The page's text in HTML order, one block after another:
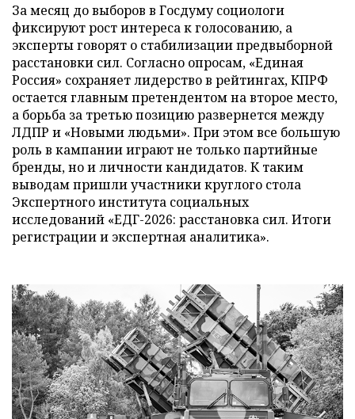
За месяц до выборов в Госдуму социологи
фиксируют рост интереса к голосованию, а
эксперты говорят о стабилизации предвыборной
расстановки сил. Согласно опросам, «Единая
Россия» сохраняет лидерство в рейтингах, КПРФ
остается главным претендентом на второе место,
а борьба за третью позицию развернется между
ЛДПР и «Новыми людьми». При этом все большую
роль в кампании играют не только партийные
бренды, но и личности кандидатов. К таким
выводам пришли участники круглого стола
Экспертного института социальных
исследований «ЕДГ-2026: расстановка сил. Итоги
регистрации и экспертная аналитика».